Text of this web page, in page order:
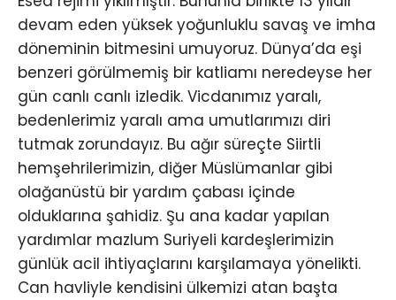
devam eden yüksek yoğunluklu savaş ve imha
döneminin bitmesini umuyoruz. Dünya’da eşi
benzeri görülmemiş bir katliamı neredeyse her
gün canlı canlı izledik. Vicdanımız yaralı,
bedenlerimiz yaralı ama umutlarımızı diri
tutmak zorundayız. Bu ağır süreçte Siirtli
hemşehrilerimizin, diğer Müslümanlar gibi
olağanüstü bir yardım çabası içinde
olduklarına şahidiz. Şu ana kadar yapılan
yardımlar mazlum Suriyeli kardeşlerimizin
günlük acil ihtiyaçlarını karşılamaya yönelikti.
Can havliyle kendisini ülkemizi atan başta